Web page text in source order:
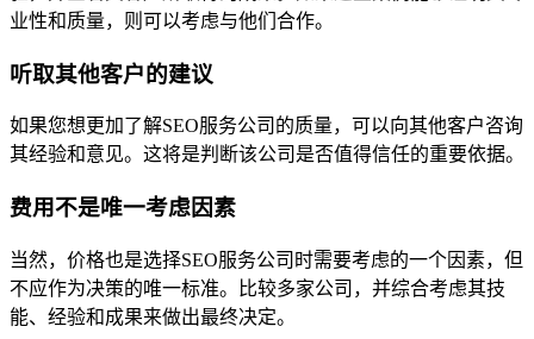
业性和质量，则可以考虑与他们合作。
听取其他客户的建议
如果您想更加了解SEO服务公司的质量，可以向其他客户咨询
其经验和意见。这将是判断该公司是否值得信任的重要依据。
费用不是唯一考虑因素
当然，价格也是选择SEO服务公司时需要考虑的一个因素，但
不应作为决策的唯一标准。比较多家公司，并综合考虑其技
能、经验和成果来做出最终决定。